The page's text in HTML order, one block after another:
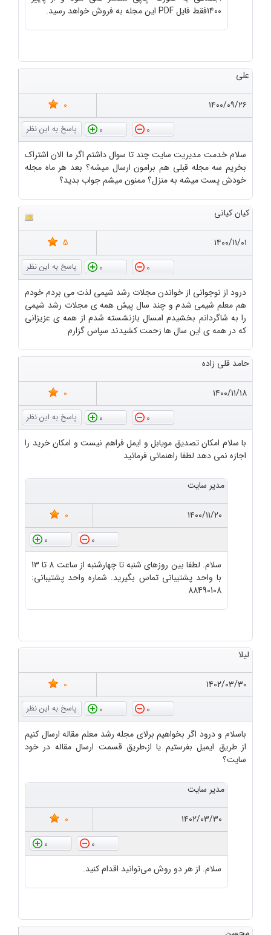
1400فقط فایل PDF این مجله به فروش خواهد رسید.
علی
۱۴۰۰/۰۹/۲۶
0
0
0
سلام خدمت مدیریت سایت چند تا سوال داشتم اگر ما الان اشتراک
بخریم سه مجله قبلی هم برامون ارسال میشه؟ بعد هر ماه مجله
خودش پست میشه به منزل؟ ممنون میشم جواب بدید؟
کیان کیانی
۱۴۰۰/۱۱/۰۱
5
0
0
درود از نوجوانی از خواندن مجلات رشد شیمی لذت می بردم خودم
هم معلم شیمی شدم و چند سال پیش همه ی مجلات رشد شیمی
را به شاگردانم بخشیدم امسال بازنشسته شدم از همه ی عزیزانی
که در همه ی این سال ها زحمت کشیدند سپاس گزارم
حامد قلی زاده
۱۴۰۰/۱۱/۱۸
0
0
0
با سلام امکان تصدیق مویابل و ایمل فراهم نیست و امکان خرید را
اجازه نمی دهد لطفا راهنمائی فرمائید
مدیر سایت
۱۴۰۰/۱۱/۲۰
0
0
0
سلام. لطفا بین روزهای شنبه تا چهارشنبه از ساعت 8 تا 13
با واحد پشتیبانی تماس بگیرید. شماره واحد پشتیبانی:
88490108
لیلا
۱۴۰۲/۰۳/۳۰
0
0
0
باسلام و درود اگر بخواهیم برلای مجله رشد معلم مقاله ارسال کنیم
از طریق ایمیل بفرستیم یا از،طریق قسمت ارسال مقاله در خود
سایت؟
مدیر سایت
۱۴۰۲/۰۳/۳۰
0
0
0
سلام. از هر دو روش می‌توانید اقدام کنید.